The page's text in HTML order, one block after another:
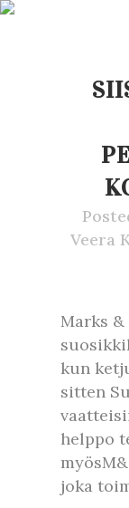
Veera
Marks
kun
sitten
helppo
joka